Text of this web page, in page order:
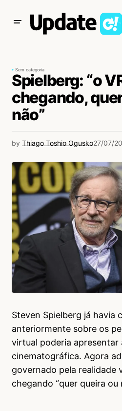
Sem categoria
Spielberg: “o
chegando,
não”
by Thiago Toshio Ogusko27/07/
Steven Spielberg já havia
anteriormente sobre os
virtual poderia apresentar
cinematográfica. Agora
governado pela realidade
chegando “quer queira ou